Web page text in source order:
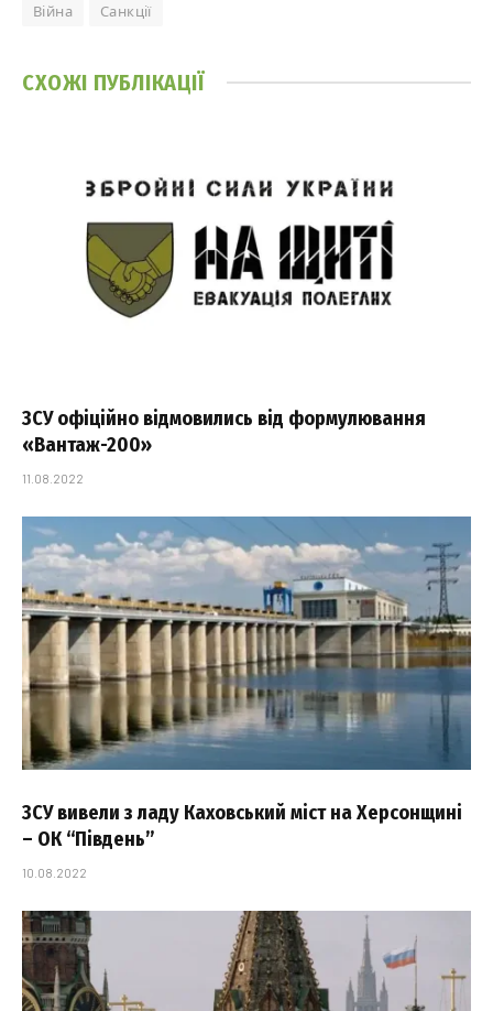
Війна Санкції
СХОЖІ ПУБЛІКАЦІЇ
ЗСУ офіційно відмовились від формулювання
«Вантаж-200»
11.08.2022
ЗСУ вивели з ладу Каховський міст на Херсонщині
– ОК “Південь”
10.08.2022